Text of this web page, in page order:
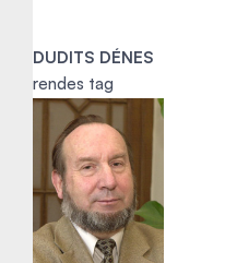
DUDITS DÉNES
rendes tag